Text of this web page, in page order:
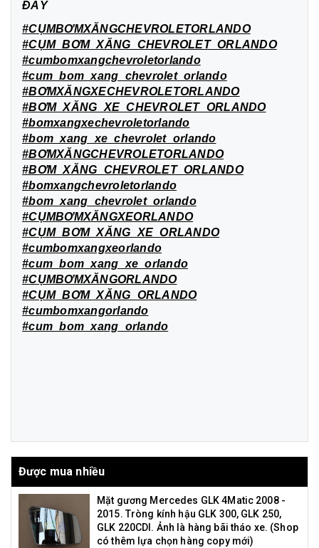
ĐÂY
#CỤMBƠMXĂNGCHEVROLETORLANDO
#CỤM_BƠM_XĂNG_CHEVROLET_ORLANDO
#cumbomxangchevroletorlando
#cum_bom_xang_chevrolet_orlando
#BƠMXĂNGXECHEVROLETORLANDO
#BƠM_XĂNG_XE_CHEVROLET_ORLANDO
#bomxangxechevroletorlando
#bom_xang_xe_chevrolet_orlando
#BƠMXĂNGCHEVROLETORLANDO
#BƠM_XĂNG_CHEVROLET_ORLANDO
#bomxangchevroletorlando
#bom_xang_chevrolet_orlando
#CỤMBƠMXĂNGXEORLANDO
#CỤM_BƠM_XĂNG_XE_ORLANDO
#cumbomxangxeorlando
#cum_bom_xang_xe_orlando
#CỤMBƠMXĂNGORLANDO
#CỤM_BƠM_XĂNG_ORLANDO
#cumbomxangorlando
#cum_bom_xang_orlando
Được mua nhiều
Mặt gương Mercedes GLK 4Matic 2008 -
2015. Tròng kính hậu GLK 300, GLK 250,
GLK 220CDI. Ảnh là hàng bãi tháo xe. (Shop
có thêm lựa chọn hàng copy mới)